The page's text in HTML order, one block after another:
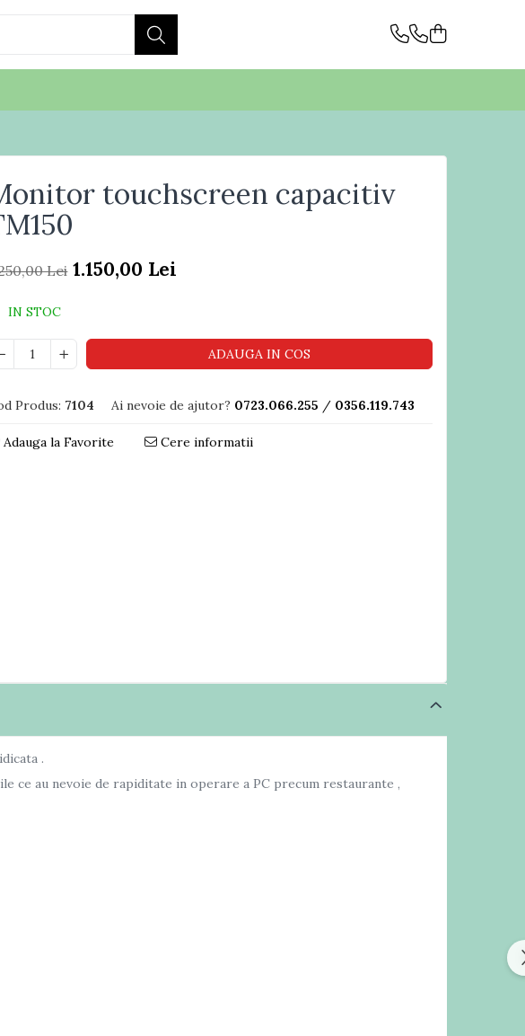
touchscreen capacitiv
Lei 1.150,00 Lei
IN STOC
ADAUGA IN COS
Produs: 7104 Ai nevoie de ajutor? 0723.066.255 / 0356.119.743
Adauga la Favorite Cere informatii
.
ce au nevoie de rapiditate in operare a PC precum restaurante ,